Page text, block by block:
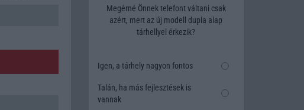
Megérné Önnek telefont váltani csak
azért, mert az új modell dupla alap
tárhellyel érkezik?
Igen, a tárhely nagyon fontos
Talán, ha más fejlesztések is
vannak